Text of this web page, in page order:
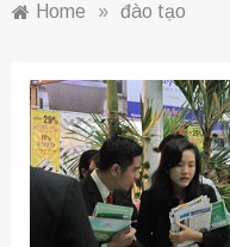
Home » đào tạo